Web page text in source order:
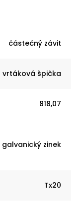
částečný závit
vrtáková špička
818,07
galvanický zinek
Tx20